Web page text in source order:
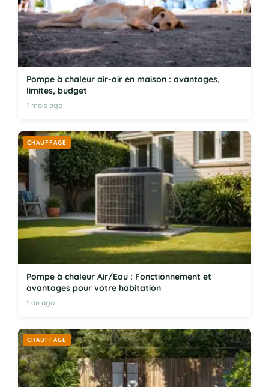
Pompe à chaleur air-air en maison : avantages,
limites, budget
1 mois ago
CHAUFFAGE
Pompe à chaleur Air/Eau : Fonctionnement et
avantages pour votre habitation
1 an ago
CHAUFFAGE